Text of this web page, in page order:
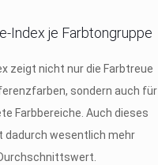
Index je Farbtongruppe
zeigt nicht nur die Farbtreue
sondern auch für
Farbbereiche. Auch dieses
dadurch wesentlich mehr